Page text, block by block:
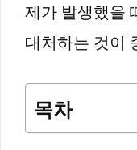
제가 발생했을
대처하는 것이
목차